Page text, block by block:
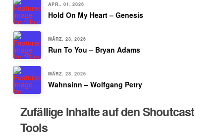
APR.. 01, 2026
Hold On My Heart – Genesis
MÄRZ. 28, 2026
Run To You – Bryan Adams
MÄRZ. 28, 2026
Wahnsinn – Wolfgang Petry
Zufällige Inhalte auf den Shoutcast
Tools